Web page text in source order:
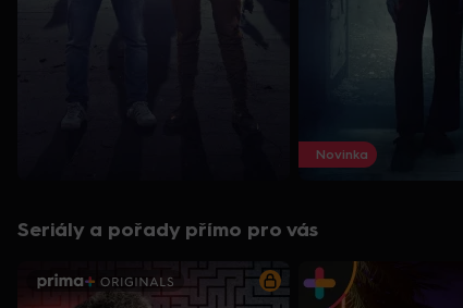
Novinka
Seriály a pořady přímo pro vás